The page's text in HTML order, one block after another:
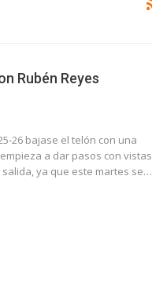
Rubén Reyes
26 bajase el telón con una
a dar pasos con vistas
ya que este martes se…